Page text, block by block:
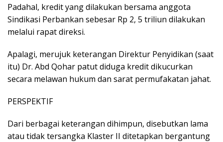
Padahal, kredit yang dilakukan bersama anggota
Sindikasi Perbankan sebesar Rp 2, 5 triliun dilakukan
melalui rapat direksi.
Apalagi, merujuk keterangan Direktur Penyidikan (saat
itu) Dr. Abd Qohar patut diduga kredit dikucurkan
secara melawan hukum dan sarat permufakatan jahat.
PERSPEKTIF
Dari berbagai keterangan dihimpun, disebutkan lama
atau tidak tersangka Klaster II ditetapkan bergantung